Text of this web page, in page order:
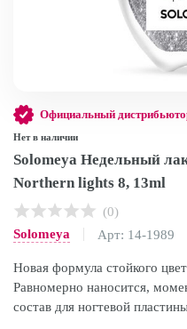
Официальный
Нет в наличии
Solomeya Недельный
Northern lights 8, 13ml
(0)
Solomeya
Арт: 14-1989
Новая формула стойкого
Равномерно наносится,
состав для ногтевой